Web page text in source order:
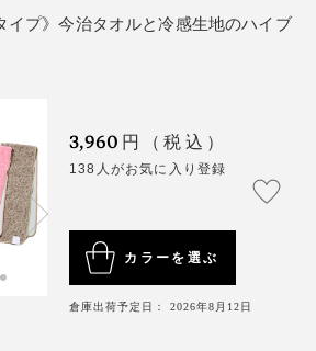
ングも使いたくなる要素のひとつ。
ックス調で、スポーティーすぎず身
ン。シックな色から鮮やかな色まで
色違いで揃えたり、用途によって
フィラメント）でできています。
オルをパタパタするとひんやり感が
熱が逃げるためです。
濡らしてしまう不快感が少ないと感
イプ》今治タオルと冷感生地のハイブ
3,960 円（税込）
138人がお気に入り登録
カラーを選ぶ
倉庫出荷予定日： 2026年8月12日